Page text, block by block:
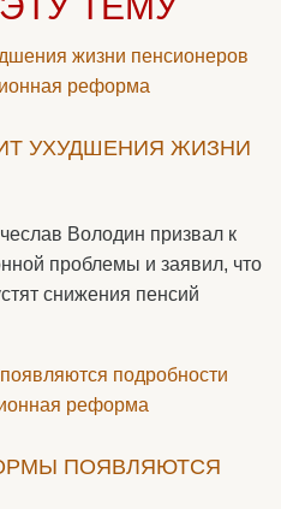
реформа
УХУДШЕНИЯ ЖИЗНИ
Володин призвал к
проблемы и заявил, что
снижения пенсий
реформа
ПОЯВЛЯЮТСЯ